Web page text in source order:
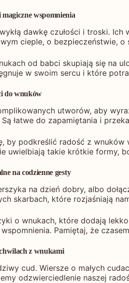
wspomnienia
dawkę czułości i troski.
cieple, o bezpieczeństwie,
od babci skupiają się na
w swoim sercu i które
do wnuków
utworów, aby
łatwe do zapamiętania i
by podkreślić radość z
uwielbiają takie krótkie formy,
na codzienne gesty
na dzień dobry, albo
skarbach, które rozjaśniają
o wnukach, które dodają
Pamiętaj, że
z wnukami
cud. Wiersze o małych
odzwierciedlenie naszej